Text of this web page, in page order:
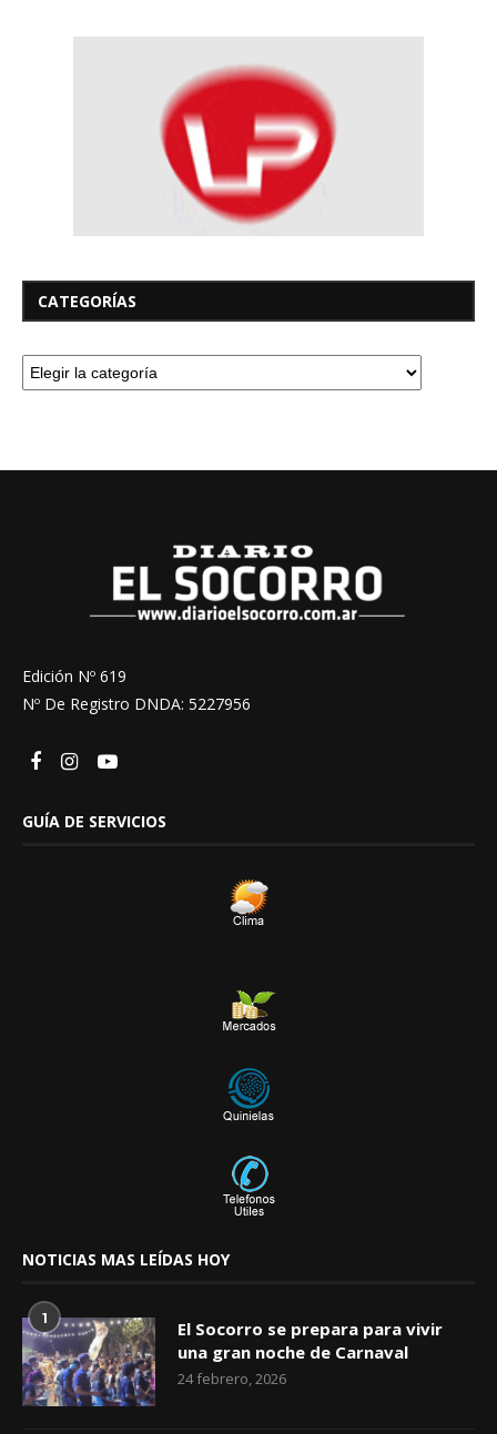
CATEGORÍAS
Edición Nº 619
Nº De Registro DNDA: 5227956
GUÍA DE SERVICIOS
NOTICIAS MAS LEÍDAS HOY
1
El Socorro se prepara para vivir
una gran noche de Carnaval
24 febrero, 2026